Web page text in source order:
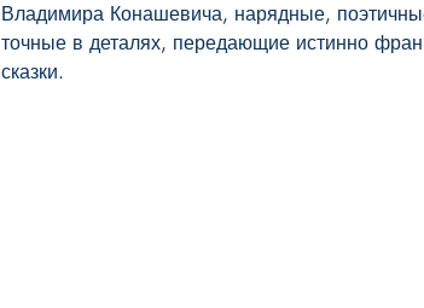
Владимира Конашевича, нарядные,
точные в деталях, передающие истинно
сказки.